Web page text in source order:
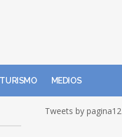
TURISMO MEDIOS
Tweets by pagina12